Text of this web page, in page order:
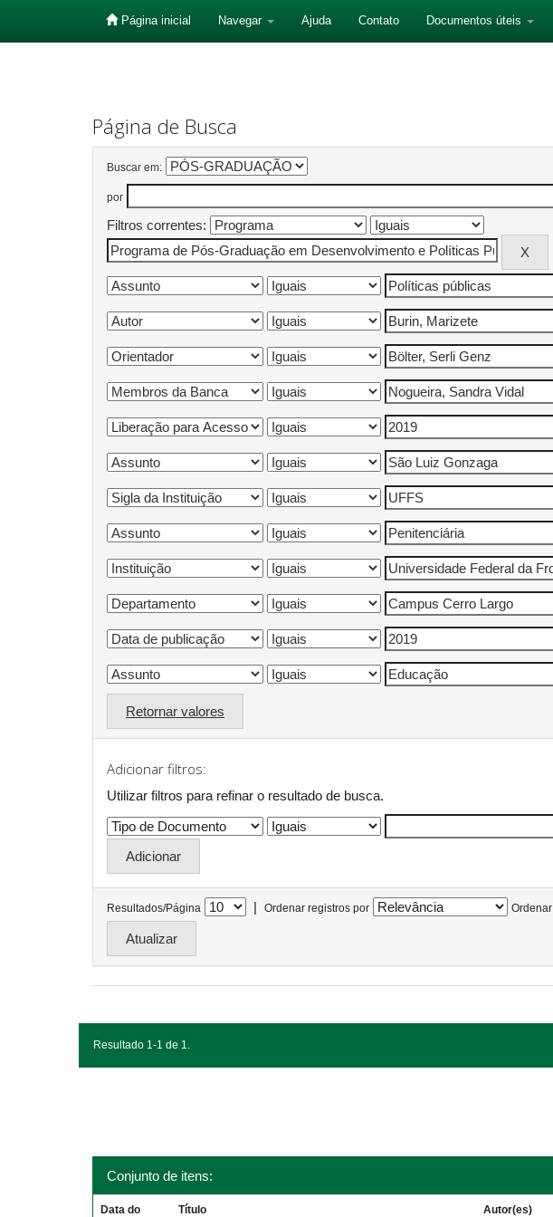
Página inicial Navegar Ajuda Contato Documentos úteis
Página de Busca
Buscar em:
por
Filtros correntes:
Retornar valores
Adicionar filtros:
Utilizar filtros para refinar o resultado de busca.
Resultados/Página | Ordenar registros por Ordenar
Resultado 1-1 de 1.
Conjunto de itens:
Data do Título Autor(es)